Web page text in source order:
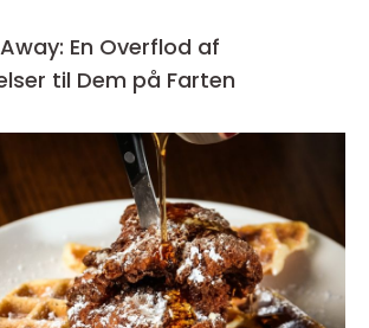
En Overflod af
til Dem på Farten